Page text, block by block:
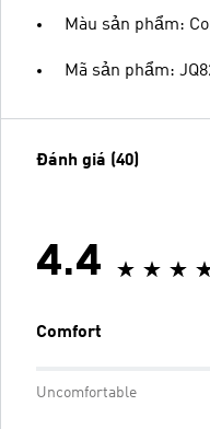
Màu sản phẩm:
Mã sản phẩm:
Đánh giá (40)
4.4
Comfort
Uncomfortable